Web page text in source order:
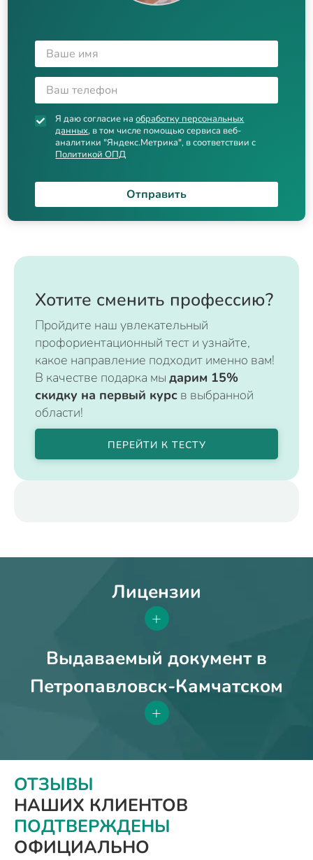
Я даю согласие наобработку персональных
данных, в том числе помощью сервиса веб-
аналитики "Яндекс.Метрика", в соответствии с
Политикой ОПД
Отправить
Хотите сменить профессию?
Пройдите наш увлекательный
профориентационный тест и узнайте,
какое направление подходит именно вам!
В качестве подарка мы дарим 15%
скидку на первый курс в выбранной
области!
ПЕРЕЙТИ К ТЕСТУ
Лицензии
+
Выдаваемый документ в
Петропавловск-Камчатском
+
ОТЗЫВЫ
НАШИХ КЛИЕНТОВ
ПОДТВЕРЖДЕНЫ
ОФИЦИАЛЬНО